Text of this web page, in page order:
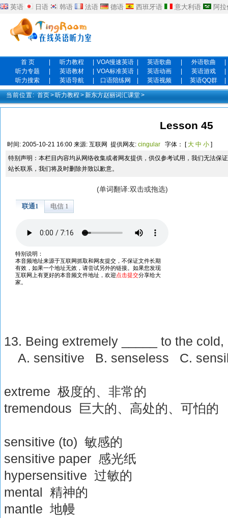
英语 日语 韩语 法语 德语 西班牙语 意大利语 阿
首 页 听力教程 VOA慢速英语 英语歌曲 外语歌曲
听力专题
英语教材 VOA标准英语 英语动画 英语游戏
听力搜索
英语导航 口语陪练网 英语视频 英语QQ群
当前位置: 首页>听力教程 >新东方赵丽词汇课堂>
Lesson 45
时间: 2005-10-21 16:00 来源: 互联网 提供网友: cingular 字体： [大 中 小 ]
特别声明：本栏目内容均从网络收集或者网友提供，供仅参考试用，我们无法保
站长联系，我们将及时删除并致以歉意。
(单词翻译:双击或拖选)
13. Being extremely _____ to the
A. sensitive B. senseless C.
extreme 极度的、非常的
tremendous 巨大的、高处的、可怕的
sensitive (to) 敏感的
sensitive paper 感光纸
hypersensitive 过敏的
mental 精神的
mantle 地幔